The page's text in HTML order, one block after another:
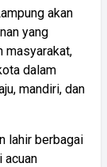
akan
yang
masyarakat,
dalam
mandiri, dan
lahir berbagai
acuan